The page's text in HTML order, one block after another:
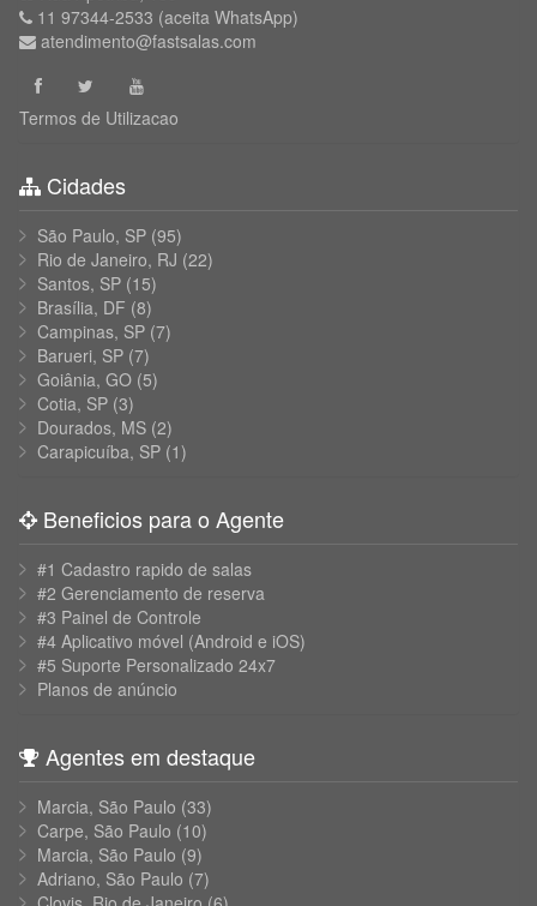
11 97344-2533 (aceita WhatsApp)
atendimento@fastsalas.com
Termos de Utilizacao
Cidades
São Paulo, SP (95)
Rio de Janeiro, RJ (22)
Santos, SP (15)
Brasília, DF (8)
Campinas, SP (7)
Barueri, SP (7)
Goiânia, GO (5)
Cotia, SP (3)
Dourados, MS (2)
Carapicuíba, SP (1)
Beneficios para o Agente
#1 Cadastro rapido de salas
#2 Gerenciamento de reserva
#3 Painel de Controle
#4 Aplicativo móvel (Android e iOS)
#5 Suporte Personalizado 24x7
Planos de anúncio
Agentes em destaque
Marcia, São Paulo (33)
Carpe, São Paulo (10)
Marcia, São Paulo (9)
Adriano, São Paulo (7)